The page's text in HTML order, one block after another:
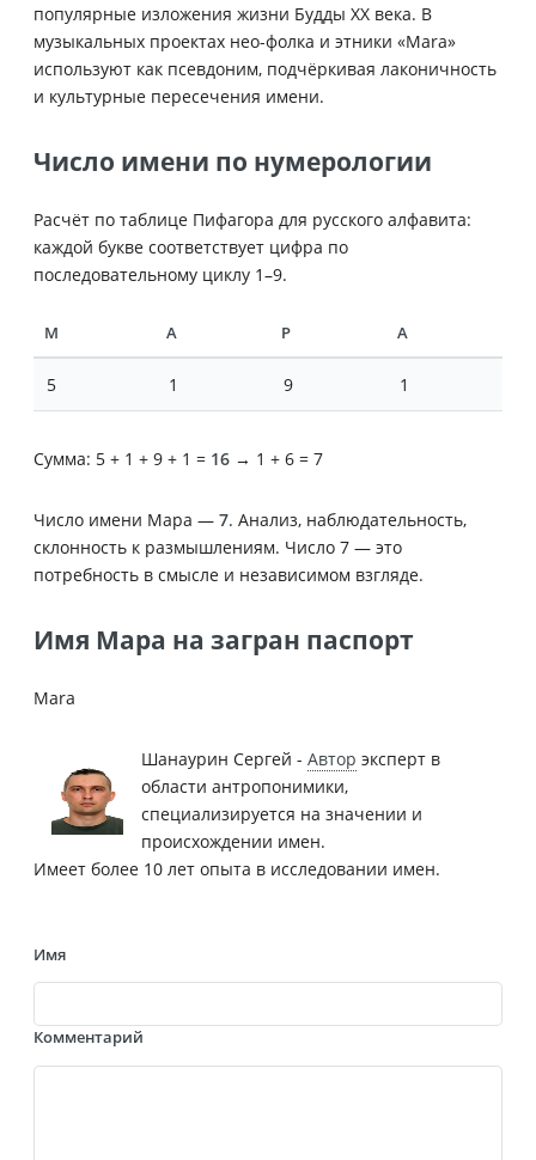
популярные изложения жизни Будды XX века. В
музыкальных проектах нео-фолка и этники «Mara»
используют как псевдоним, подчёркивая лаконичность
и культурные пересечения имени.
Число имени по нумерологии
Расчёт по таблице Пифагора для русского алфавита:
каждой букве соответствует цифра по
последовательному циклу 1–9.
М А Р А
5 1 9 1
Сумма: 5 + 1 + 9 + 1 = 16 → 1 + 6 = 7
Число имени Мара — 7. Анализ, наблюдательность,
склонность к размышлениям. Число 7 — это
потребность в смысле и независимом взгляде.
Имя Мара на загран паспорт
Mara
Шанаурин Сергей - Автор эксперт в
области антропонимики,
специализируется на значении и
происхождении имен.
Имеет более 10 лет опыта в исследовании имен.
Имя
Комментарий